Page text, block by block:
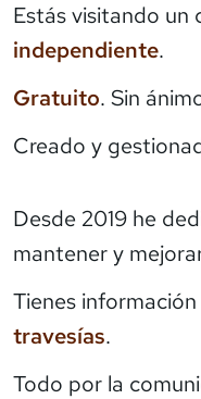
Estás visitando un
independiente.
Gratuito. Sin
Creado y
Desde 2019 he
mantener y
Tienes
travesías.
Todo por la